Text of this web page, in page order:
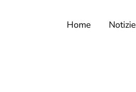
Home Notizie